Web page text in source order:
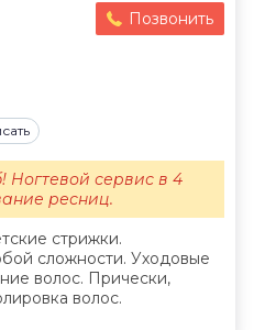
Позвонить
стрижки.
сложности. Уходовые
волос. Прически,
волос.
Ногтевой сервис в 4
ресниц.